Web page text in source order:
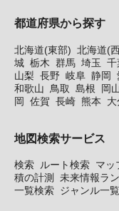
都道府県から探す
北海道(東部) 北海道(
城 栃木 群馬 埼玉 千
山梨 長野 岐阜 静岡
和歌山
鳥取 島根 岡
岡 佐賀 長崎 熊本
地図検索サービス
検索 ルート検索 マッ
積の計測
未来情報ラ
一覧検索 ジャンル一